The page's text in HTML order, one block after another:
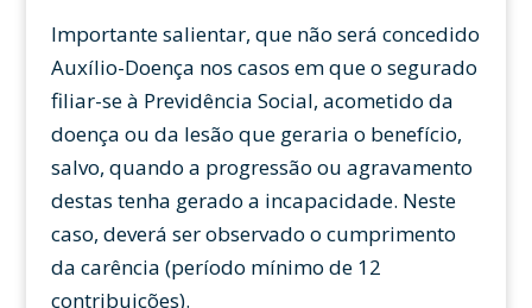
Importante salientar, que não será concedido
Auxílio-Doença nos casos em que o segurado
filiar-se à Previdência Social, acometido da
doença ou da lesão que geraria o benefício,
salvo, quando a progressão ou agravamento
destas tenha gerado a incapacidade. Neste
caso, deverá ser observado o cumprimento
da carência (período mínimo de 12
contribuições).